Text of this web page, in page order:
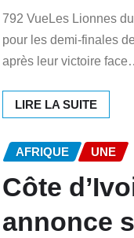
792 VueLes Lionnes
pour les demi-finales
après leur victoire
LIRE LA SUITE
AFRIQUE UNE
Côte
annonce